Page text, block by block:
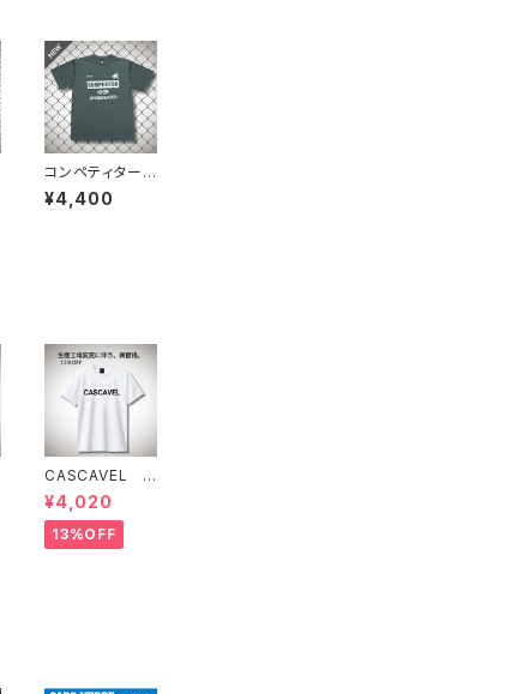
コンペティタープ
ラシャツ ダー
クグレーホワイ
¥4,400
CASCAVEL ス
タンダードプラク
ティスシャツ ホ
ワイト
¥4,020
13%OFF